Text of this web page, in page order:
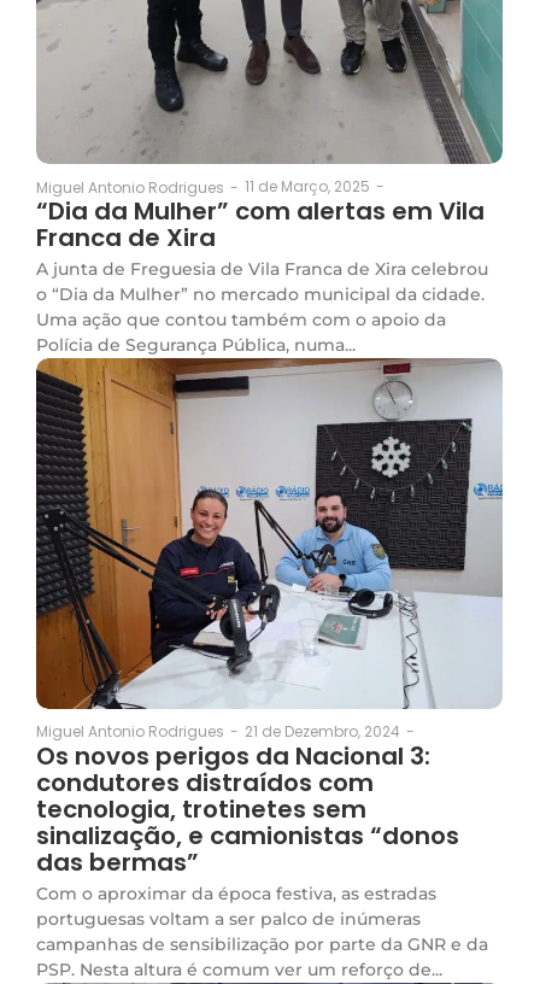
Miguel Antonio Rodrigues - 11 de Março, 2025 -
“Dia da Mulher” com alertas em Vila
Franca de Xira
A junta de Freguesia de Vila Franca de Xira celebrou
o “Dia da Mulher” no mercado municipal da cidade.
Uma ação que contou também com o apoio da
Polícia de Segurança Pública, numa...
Miguel Antonio Rodrigues - 21 de Dezembro, 2024 -
Os novos perigos da Nacional 3:
condutores distraídos com
tecnologia, trotinetes sem
sinalização, e camionistas “donos
das bermas”
Com o aproximar da época festiva, as estradas
portuguesas voltam a ser palco de inúmeras
campanhas de sensibilização por parte da GNR e da
PSP. Nesta altura é comum ver um reforço de...